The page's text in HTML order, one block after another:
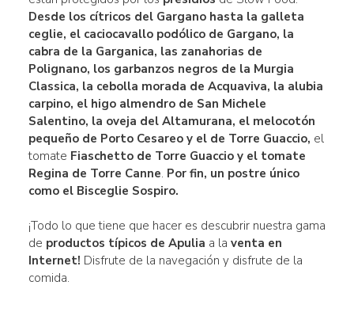
Desde los cítricos del Garganohasta la galleta
ceglie, el caciocavallo podólico de Gargano, la
cabra de la Garganica, las zanahorias de
Polignano, los garbanzos negros de la Murgia
Classica, la cebolla morada de Acquaviva, la alubia
carpino, el higo almendro de San Michele
Salentino, la oveja delAltamurana, el melocotón
pequeño de Porto Cesareo y el de Torre Guaccio, el
tomate Fiaschetto de Torre Guaccio y el tomate
Regina de Torre Canne. Por fin, un postre único
como el Bisceglie Sospiro.
¡Todo lo que tiene que hacer es descubrir nuestra gama
de productos típicos de Apulia a la venta en
Internet! Disfrute de la navegación y disfrute de la
comida.